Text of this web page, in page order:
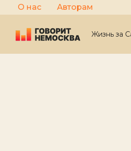
Перейти
к
содержимому
О нас Авторам
Жизнь за